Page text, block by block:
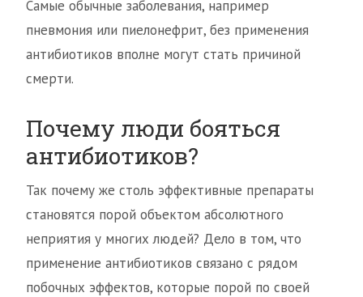
Самые обычные заболевания, например
пневмония или пиелонефрит, без применения
антибиотиков вполне могут стать причиной
смерти.
Почему люди бояться
антибиотиков?
Так почему же столь эффективные препараты
становятся порой объектом абсолютного
неприятия у многих людей? Дело в том, что
применение антибиотиков связано с рядом
побочных эффектов, которые порой по своей